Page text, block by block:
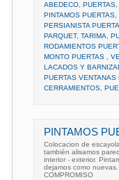
ABEDECO,
PINTAMOS
PERSIANISTA
PARQUET, TARIMA,
RODAMIENTOS
MONTO PUERTAS ,
LACADOS Y
PUERTAS
CERRAMIENTOS,
PINTAMOS
Colocacion de
también alisamos
interior - exterior.
dejamos como
COMPROMISO